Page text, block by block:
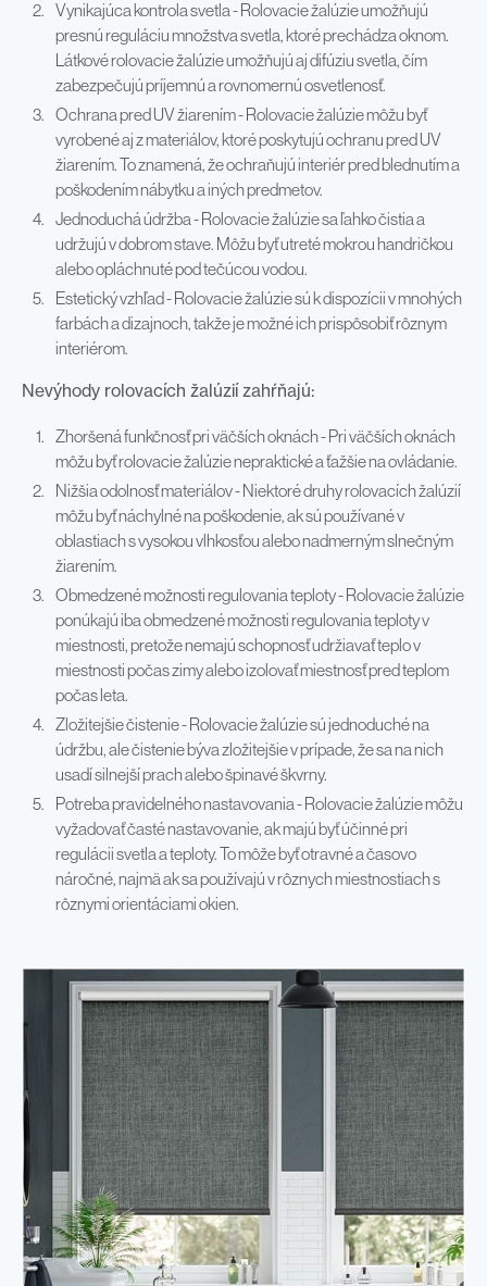
Vynikajúca kontrola svetla - Rolovacie žalúzie umožňujú
presnú reguláciu množstva svetla, ktoré prechádza oknom.
Látkové rolovacie žalúzie umožňujú aj difúziu svetla, čím
zabezpečujú príjemnú a rovnomernú osvetlenosť.
Ochrana pred UV žiarením - Rolovacie žalúzie môžu byť
vyrobené aj z materiálov, ktoré poskytujú ochranu pred UV
žiarením. To znamená, že ochraňujú interiér pred blednutím a
poškodením nábytku a iných predmetov.
Jednoduchá údržba - Rolovacie žalúzie sa ľahko čistia a
udržujú v dobrom stave. Môžu byť utreté mokrou handričkou
alebo opláchnuté pod tečúcou vodou.
Estetický vzhľad - Rolovacie žalúzie sú k dispozícii v mnohých
farbách a dizajnoch, takže je možné ich prispôsobiť rôznym
interiérom.
Nevýhody rolovacích žalúzií zahŕňajú:
Zhoršená funkčnosť pri väčších oknách - Pri väčších oknách
môžu byť rolovacie žalúzie nepraktické a ťažšie na ovládanie.
Nižšia odolnosť materiálov - Niektoré druhy rolovacích žalúzií
môžu byť náchylné na poškodenie, ak sú používané v
oblastiach s vysokou vlhkosťou alebo nadmerným slnečným
žiarením.
Obmedzené možnosti regulovania teploty - Rolovacie žalúzie
ponúkajú iba obmedzené možnosti regulovania teploty v
miestnosti, pretože nemajú schopnosť udržiavať teplo v
miestnosti počas zimy alebo izolovať miestnosť pred teplom
počas leta.
Zložitejšie čistenie - Rolovacie žalúzie sú jednoduché na
údržbu, ale čistenie býva zložitejšie v prípade, že sa na nich
usadí silnejší prach alebo špinavé škvrny.
Potreba pravidelného nastavovania - Rolovacie žalúzie môžu
vyžadovať časté nastavovanie, ak majú byť účinné pri
regulácii svetla a teploty. To môže byť otravné a časovo
náročné, najmä ak sa používajú v rôznych miestnostiach s
rôznymi orientáciami okien.